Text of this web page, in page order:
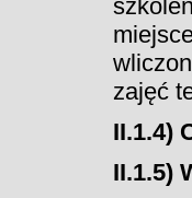
zajęć
II.1.4)
II.1.5)